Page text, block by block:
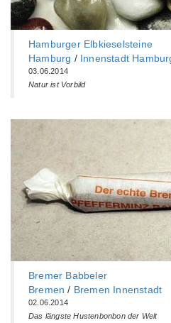
Hamburger Elbkieselsteine
Hamburg / Innenstadt
03.06.2014
Natur ist Vorbild
Bremer Babbeler
Bremen / Bremen Innenstadt
02.06.2014
Das längste Hustenbonbon der Welt